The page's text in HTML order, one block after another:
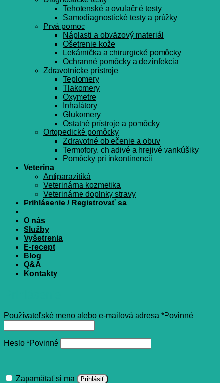
Tehotenské a ovulačné testy
Samodiagnostické testy a prúžky
Prvá pomoc
Náplasti a obväzový materiál
Ošetrenie kože
Lekárnička a chirurgické pomôcky
Ochranné pomôcky a dezinfekcia
Zdravotnícke prístroje
Teplomery
Tlakomery
Oxymetre
Inhalátory
Glukomery
Ostatné prístroje a pomôcky
Ortopedické pomôcky
Zdravotné oblečenie a obuv
Termofory, chladivé a hrejivé vankúšiky
Pomôcky pri inkontinencii
Veterina
Antiparazitiká
Veterinárna kozmetika
Veterinárne doplnky stravy
Prihlásenie / Registrovať sa
O nás
Služby
Vyšetrenia
E-recept
Blog
Q&A
Kontakty
Používateľské meno alebo e-mailová adresa *Povinné
Heslo *Povinné
Zapamätať si ma Prihlásiť